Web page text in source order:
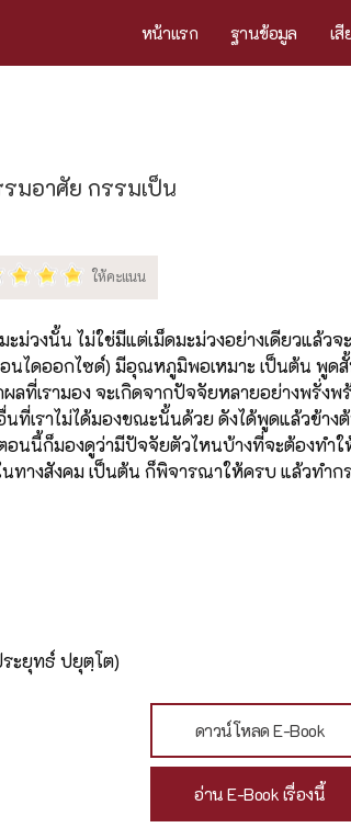
หน้าแรก ฐานข้อมูล เสี
มอาศัย กรรมเป็น
ม่วงนั้น ไม่ใช่มีแต่เม็ดมะม่วงอย่างเดียวแล้ว
นไดออกไซด์) มีอุณหภูมิพอเหมาะ เป็นต้น พูด
ลที่เรามอง จะเกิดจากปัจจัยหลายอย่างพรั่ง
ที่เราไม่ได้มองขณะนั้นด้วย ดังได้พูดแล้วข้าง
อนนี้ก็มองดูว่ามีปัจจัยตัวไหนบ้างที่จะต้องทำ
ทางสังคม เป็นต้น ก็พิจารณาให้ครบ แล้วทำ
ะยุทธ์ ปยุตฺโต)
ดาวน์โหลด E-Book
อ่าน E-Book เรื่องนี้